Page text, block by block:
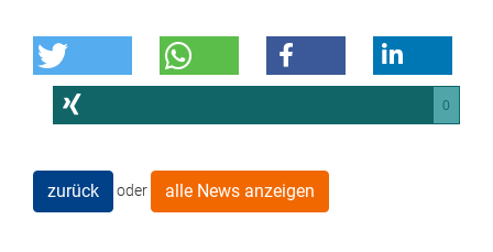
0
zurück oder alle News anzeigen